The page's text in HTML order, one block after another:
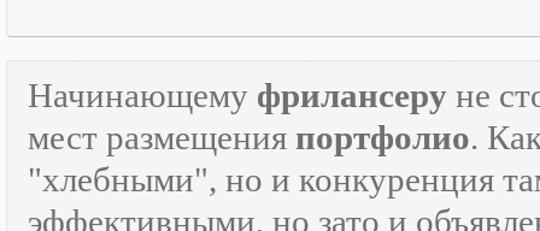
Начинающему фрилансеру не
мест размещения портфолио.
"хлебными", но и конкуренция
эффективными, но зато и